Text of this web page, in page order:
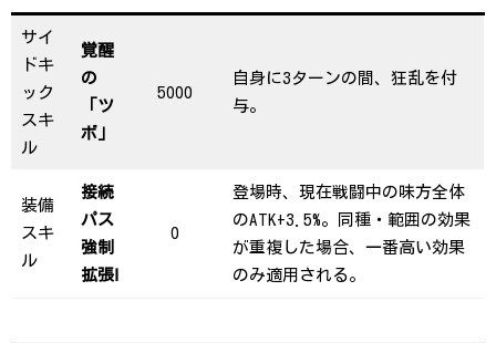
サイ
ドキ
ック
スキ
ル
覚醒
の
「ツ
ボ」
5000
自身に3ターンの間、狂乱を付
与。
装備
スキ
ル
接続
パス
強制
拡張Ⅰ
0
登場時、現在戦闘中の味方全体
のATK+3.5%。同種・範囲の効果
が重複した場合、一番高い効果
のみ適用される。